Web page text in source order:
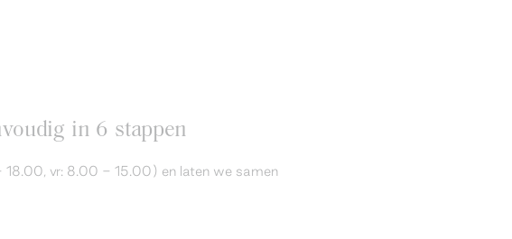
in 6 stappen
vr: 8.00 - 15.00) en laten we samen